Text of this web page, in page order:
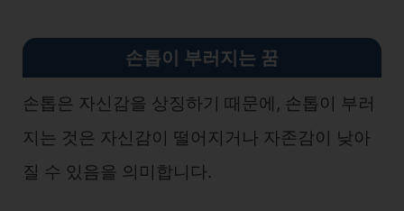
손톱이 부러지는 꿈
손톱은 자신감을 상징하기 때문에, 손톱이 부러
지는 것은 자신감이 떨어지거나 자존감이 낮아
질 수 있음을 의미합니다.